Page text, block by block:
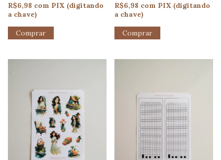
R$6,98 com PIX (digitando
a chave)
R$6,98 com PIX (digitando
a chave)